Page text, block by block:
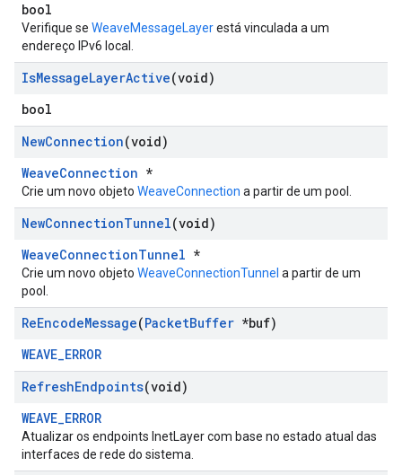
bool
Verifique se WeaveMessageLayerestá vinculada a um
endereço IPv6 local.
IsMessageLayerActive(void)
bool
NewConnection(void)
WeaveConnection *
Crie um novo objeto WeaveConnection a partir de um pool.
NewConnectionTunnel(void)
WeaveConnectionTunnel *
Crie um novo objeto WeaveConnectionTunnel a partir de um
pool.
ReEncodeMessage(PacketBuffer *buf)
WEAVE_ERROR
RefreshEndpoints(void)
WEAVE_ERROR
Atualizar os endpoints InetLayer com base no estado atual das
interfaces de rede do sistema.